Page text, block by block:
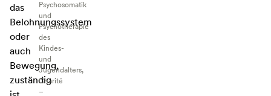
das
Belohnungssystem
oder
auch
Bewegung,
zuständig
Psychosomatik
und
Psychotherapie
des
Kindes-
und
Jugendalters,
Charité
–